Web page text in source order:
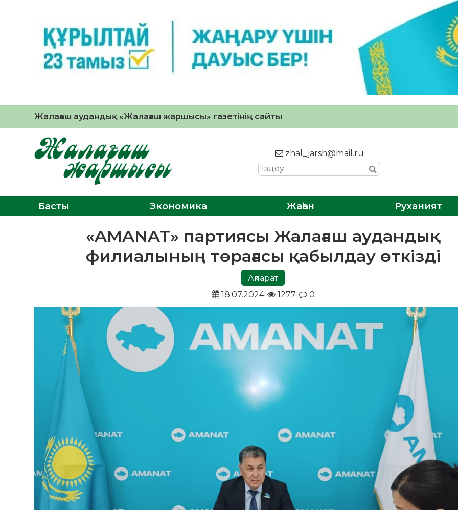
Жалағаш аудандық «Жалағаш жаршысы» газетінің сайты
zhal_jarsh@mail.ru
Басты Экономика Жаһан Руханият
«AMANAT» партиясы Жалағаш аудандық
филиалының төрағасы қабылдау өткізді
Ақпарат
18.07.2024
1277 0